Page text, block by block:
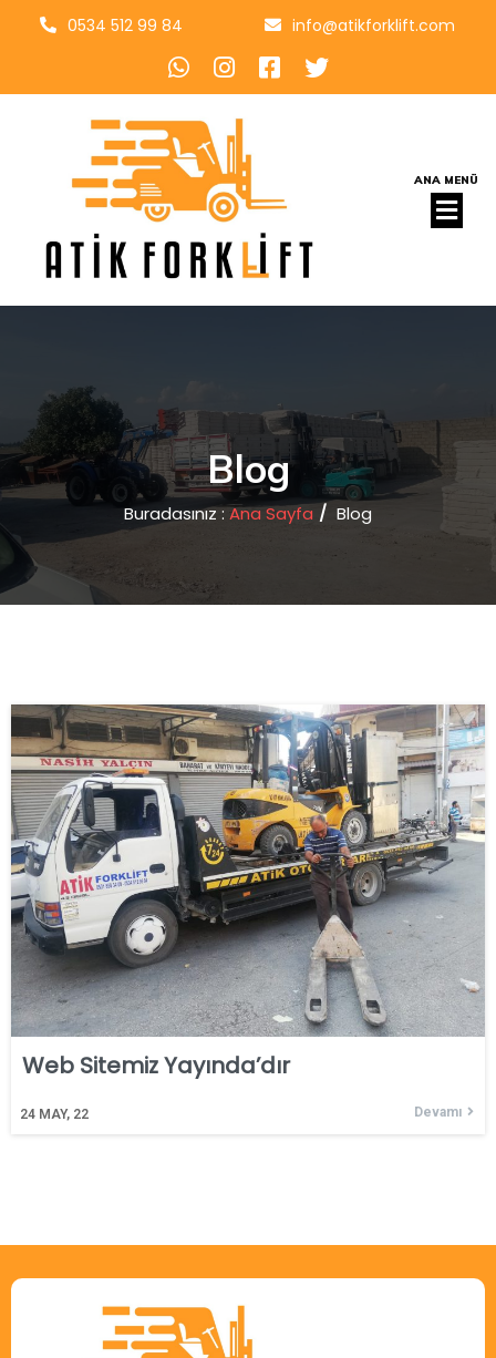
0534 512 99 84 info@atikforklift.com
ANA MENÜ
Blog
Buradasınız :Ana Sayfa / Blog
Web Sitemiz Yayında’dır
24 MAY, 22 Devamı